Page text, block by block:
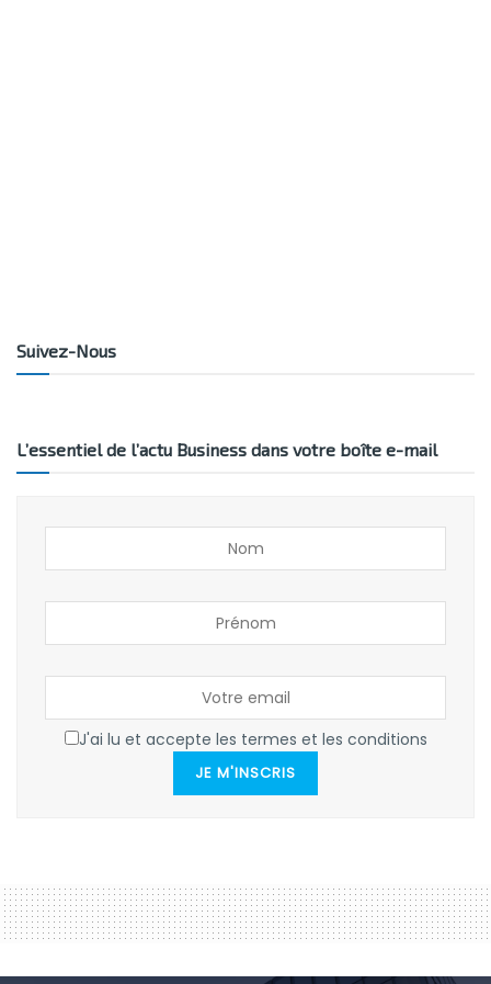
Suivez-Nous
L’essentiel de l’actu Business dans votre boîte e-mail
J'ai lu et accepte les termes et les conditions
JE M'INSCRIS